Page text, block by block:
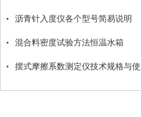
沥青针入度仪各个型号简易说明
混合料密度试验方法恒温水箱